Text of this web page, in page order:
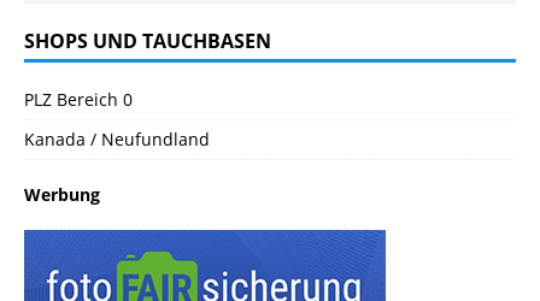
SHOPS UND TAUCHBASEN
PLZ Bereich 0
Kanada / Neufundland
Werbung